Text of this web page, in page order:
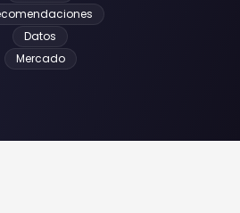
Datos
Mercado